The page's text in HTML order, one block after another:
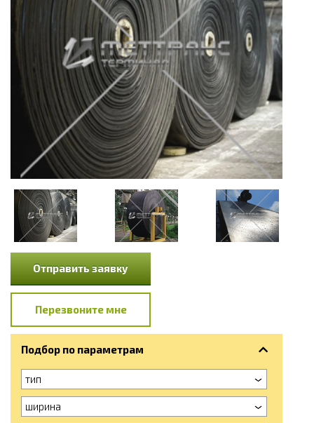
Отправить заявку
Перезвоните мне
Подбор по параметрам
тип
ширина